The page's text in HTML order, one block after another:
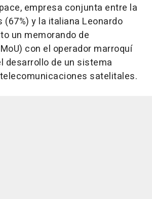
empresa conjunta entre la
y la italiana Leonardo
un memorando de
con el operador marroquí
desarrollo de un sistema
satelitales.